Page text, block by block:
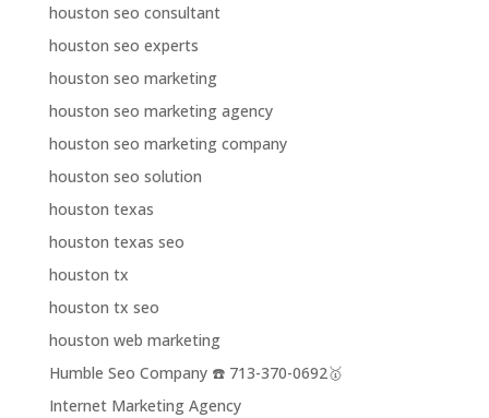
houston seo consultant
houston seo experts
houston seo marketing
houston seo marketing agency
houston seo marketing company
houston seo solution
houston texas
houston texas seo
houston tx
houston tx seo
houston web marketing
Humble Seo Company ☎️ 713-370-0692🥇
Internet Marketing Agency